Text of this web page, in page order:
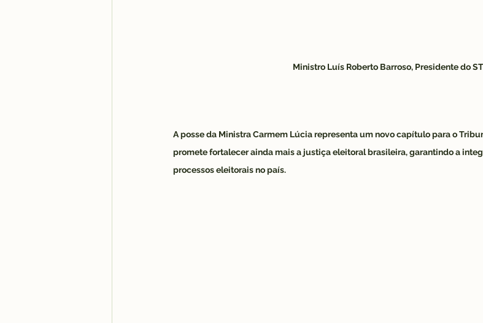
Ministro Luís Roberto Barroso, Presidente do
A posse da Ministra Carmem Lúcia representa um novo capítulo para o
promete fortalecer ainda mais a justiça eleitoral brasileira, garantindo a
processos eleitorais no país.